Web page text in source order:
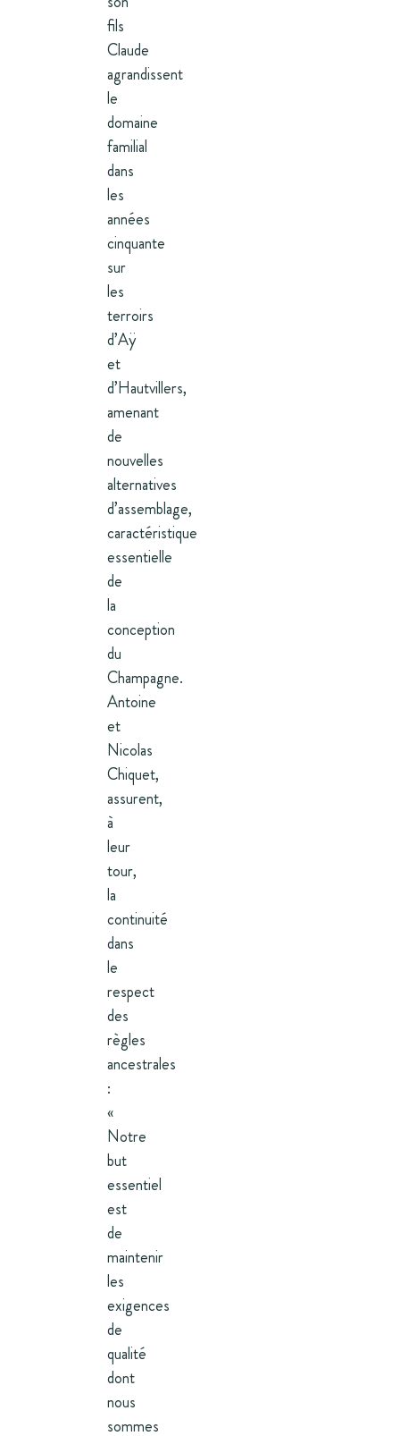
fils
Claude
agrandissent
le
domaine
familial
dans
les
années
cinquante
sur
les
terroirs
d’Aÿ
et
d’Hautvillers,
amenant
de
nouvelles
alternatives
d’assemblage,
caractéristique
essentielle
de
la
conception
du
Champagne.
Antoine
et
Nicolas
Chiquet,
assurent,
à
leur
tour,
la
continuité
dans
le
respect
des
règles
ancestrales
:
«
Notre
but
essentiel
est
de
maintenir
les
exigences
de
qualité
dont
nous
sommes